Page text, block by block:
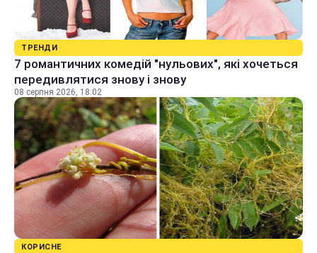
ТРЕНДИ
7 романтичних комедій "нульових", які хочеться
передивлятися знову і знову
08 серпня 2026, 18:02
КОРИСНЕ